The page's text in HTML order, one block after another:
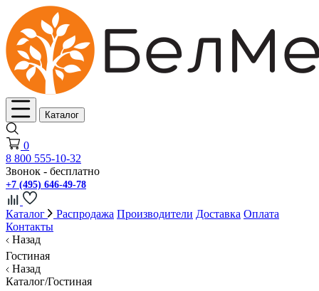
Каталог
0
8 800 555-10-32
Звонок - бесплатно
+7 (495) 646-49-78
Каталог Распродажа Производители Доставка Оплата
Контакты
Назад
Гостиная
Назад
Каталог/Гостиная